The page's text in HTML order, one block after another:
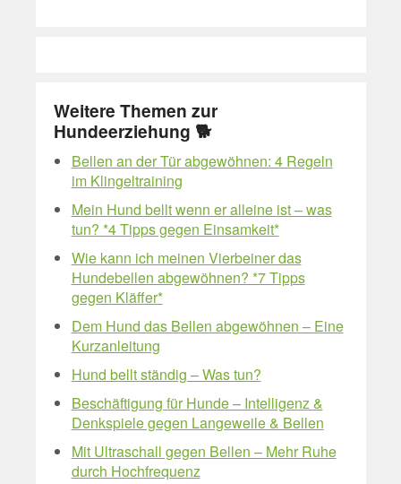
Weitere Themen zur
Hundeerziehung 🐕
Bellen an der Tür abgewöhnen: 4 Regeln
im Klingeltraining
Mein Hund bellt wenn er alleine ist – was
tun? *4 Tipps gegen Einsamkeit*
Wie kann ich meinen Vierbeiner das
Hundebellen abgewöhnen? *7 Tipps
gegen Kläffer*
Dem Hund das Bellen abgewöhnen – Eine
Kurzanleitung
Hund bellt ständig – Was tun?
Beschäftigung für Hunde – Intelligenz &
Denkspiele gegen Langeweile & Bellen
Mit Ultraschall gegen Bellen – Mehr Ruhe
durch Hochfrequenz